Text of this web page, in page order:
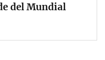
del Mundial